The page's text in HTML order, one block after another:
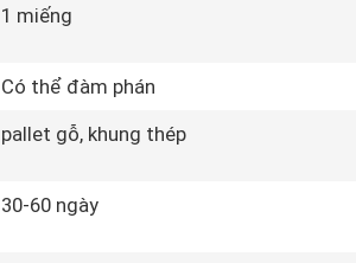
1 miếng
Có thể đàm phán
pallet gỗ, khung thép
30-60 ngày